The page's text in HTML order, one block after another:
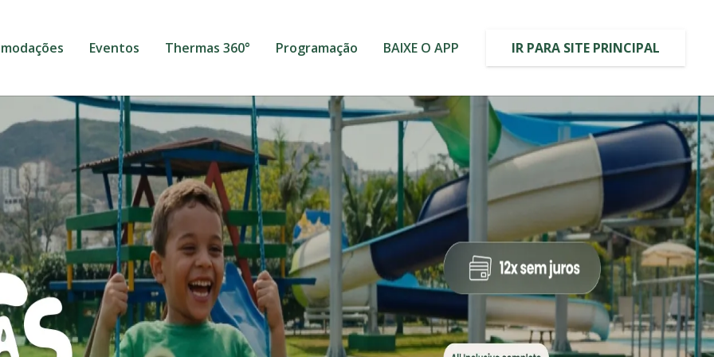
Eventos Thermas 360° Programação BAIXE O APP IR PARA SITE PRINCIPAL